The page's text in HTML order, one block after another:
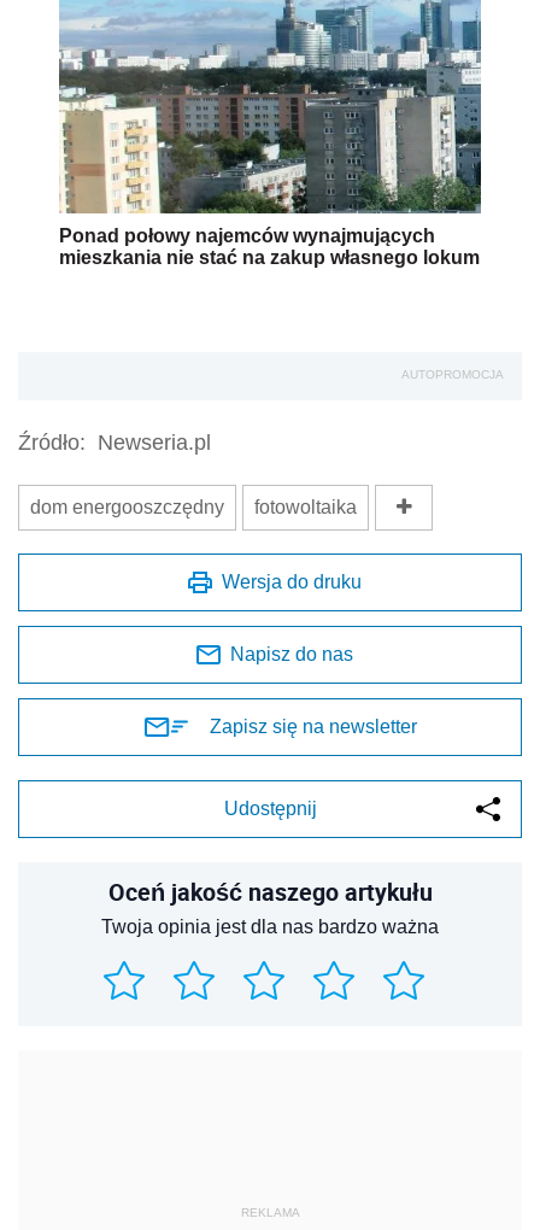
Ponad połowy najemców wynajmujących
mieszkania nie stać na zakup własnego lokum
AUTOPROMOCJA
Źródło: Newseria.pl
dom energooszczędny fotowoltaika
Wersja do druku
Napisz do nas
Zapisz się na newsletter
Udostępnij
Oceń jakość naszego artykułu
Twoja opinia jest dla nas bardzo ważna
REKLAMA